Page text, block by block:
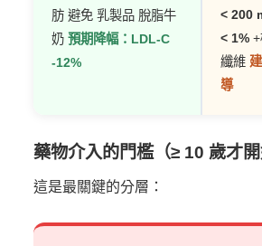
肪 避免 乳製品 脫脂牛
奶 預期降幅：LDL-C
-12%
< 200
< 1%
纖維
導
藥物介入的門檻（≥ 10 歲才開
這是最關鍵的分層：